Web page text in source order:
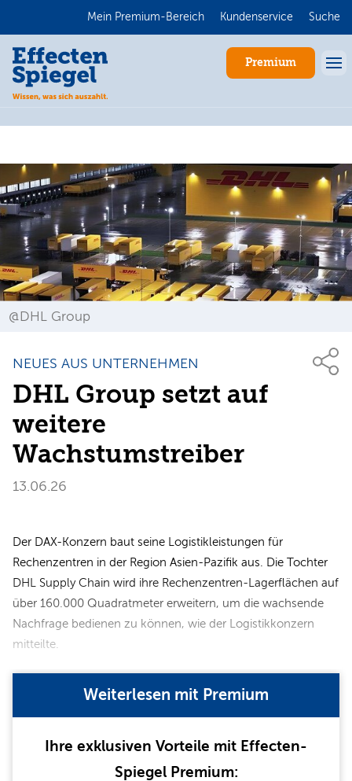
Mein Premium-Bereich Kundenservice Suche
Premium
@DHL Group
NEUES AUS UNTERNEHMEN
DHL Group setzt auf
weitere
Wachstumstreiber
13.06.26
Der DAX-Konzern baut seine Logistikleistungen für
Rechenzentren in der Region Asien-Pazifik aus. Die Tochter
DHL Supply Chain wird ihre Rechenzentren-Lagerflächen auf
über 160.000 Quadratmeter erweitern, um die wachsende
Nachfrage bedienen zu können, wie der Logistikkonzern
mitteilte.
Weiterlesen mit Premium
Ihre exklusiven Vorteile mit Effecten-
Spiegel Premium:
Anmelden